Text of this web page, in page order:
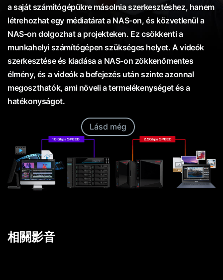
a saját számítógépükre másolnia szerkesztéshez, hanem
létrehozhat egy médiatárat a NAS-on, és közvetlenül a
NAS-on dolgozhat a projekteken. Ez csökkenti a
munkahelyi számítógépen szükséges helyet. A videók
szerkesztése és kiadása a NAS-on zökkenőmentes
élmény, és a videók a befejezés után szinte azonnal
megoszthatók, ami növeli a termelékenységet és a
hatékonyságot.
Lásd még
相關影音